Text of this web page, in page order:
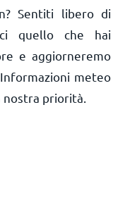
Sentiti libero di
quello che hai
e aggiorneremo
meteo
priorità.